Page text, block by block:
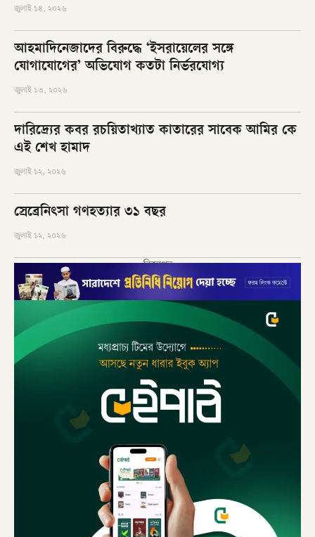
জুলাই ১৪, ২০২৬
আহমাদিনেজাদের বিরুদ্ধে ‘ইসরায়েলের সঙ্গে
যোগাযোগের’ অভিযোগ কতটা নির্ভরযোগ্য
জুলাই ১৩, ২০২৬
দারিদ্র্যের কবর রচয়িতাখ্যাত কাতারের সাবেক আমির কে
এই শেখ হামাদ
জুলাই ১২, ২০২৬
স্রেব্রেনিৎসা গণহত্যার ৩১ বছর
জুলাই ১২, ২০২৬
বিজ্ঞাপন